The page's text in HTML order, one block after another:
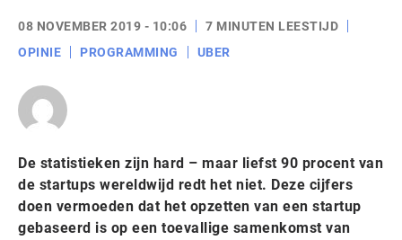
08 NOVEMBER 2019 - 10:06
7 MINUTEN LEESTIJD
OPINIE
PROGRAMMING UBER
De statistieken zijn hard – maar liefst 90 procent van
de startups wereldwijd redt het niet. Deze cijfers
doen vermoeden dat het opzetten van een startup
gebaseerd is op een toevallige samenkomst van